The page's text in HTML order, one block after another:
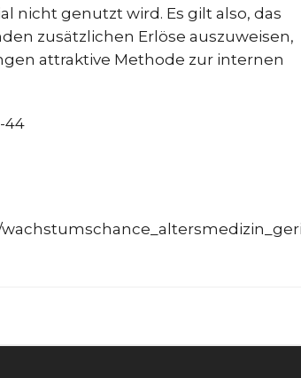
nicht genutzt wird. Es gilt also, das
zusätzlichen Erlöse auszuweisen,
attraktive Methode zur internen
44